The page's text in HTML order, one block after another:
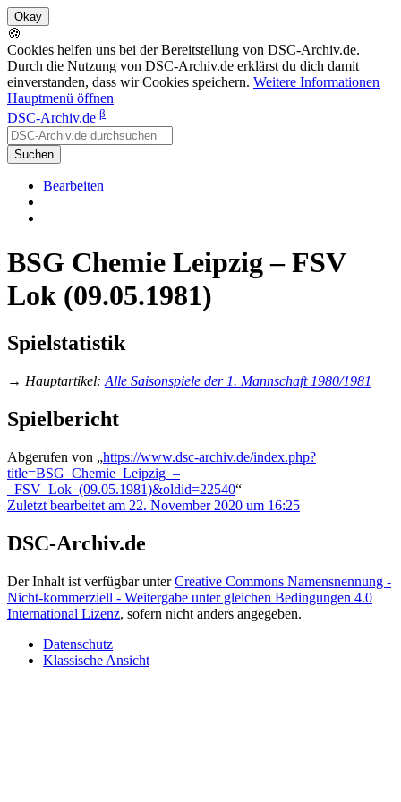
🍪
Cookies helfen uns bei der Bereitstellung von DSC-Archiv.de.
Durch die Nutzung von DSC-Archiv.de erklärst du dich damit
einverstanden, dass wir Cookies speichern. Weitere Informationen
Hauptmenü öffnen
DSC-Archiv.de β
Suchen
Bearbeiten
BSG Chemie Leipzig – FSV
Lok (09.05.1981)
Spielstatistik
→ Hauptartikel: Alle Saisonspiele der 1. Mannschaft 1980/1981
Spielbericht
Abgerufen von „https://www.dsc-archiv.de/index.php?
title=BSG_Chemie_Leipzig_–
_FSV_Lok_(09.05.1981)&oldid=22540“
Zuletzt bearbeitet am 22. November 2020 um 16:25
DSC-Archiv.de
Der Inhalt ist verfügbar unterCreative Commons Namensnennung -
Nicht-kommerziell - Weitergabe unter gleichen Bedingungen 4.0
International Lizenz, sofern nicht anders angegeben.
Datenschutz
Klassische Ansicht